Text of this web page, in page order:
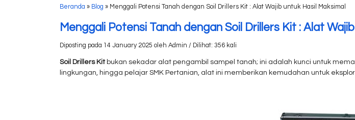
Coating Thickness Meter CM-8856....
Alat Pengukur Kadar Air Gabah Kett PM450....
Beranda » Blog » Menggali Potensi Tanah dengan Soil Drillers Kit : Alat Wajib untuk Hasil Maksimal
Menggali Potensi Tanah dengan Soil Drillers Kit : Alat
Diposting pada 14 January 2025 oleh Admin / Dilihat: 356 kali
Soil Drillers Kit bukan sekadar alat pengambil sampel tanah; ini adalah kunci untuk
lingkungan, hingga pelajar SMK Pertanian, alat ini memberikan kemudahan untuk